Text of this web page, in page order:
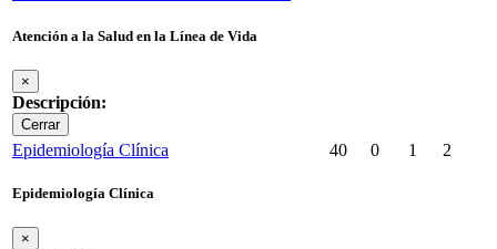
Atención a la Salud en la Línea de Vida
×
Descripción:
Cerrar
Epidemiología Clínica
Epidemiología Clínica
×
40 0 1 2